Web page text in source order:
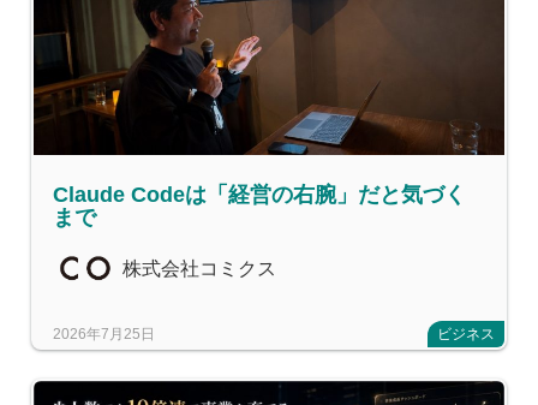
Claude Codeは「経営の右腕」だと気づく
まで
株式会社コミクス
2026年7月25日 ビジネス